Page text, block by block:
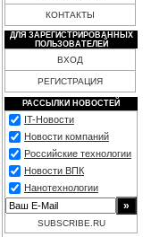
КОНТАКТЫ
ДЛЯ ЗАРЕГИСТРИРОВАННЫХ
ПОЛЬЗОВАТЕЛЕЙ
ВХОД
РЕГИСТРАЦИЯ
РАССЫЛКИ НОВОСТЕЙ
IT-Новости
Новости компаний
Российские технологии
Новости ВПК
Нанотехнологии
SUBSCRIBE.RU